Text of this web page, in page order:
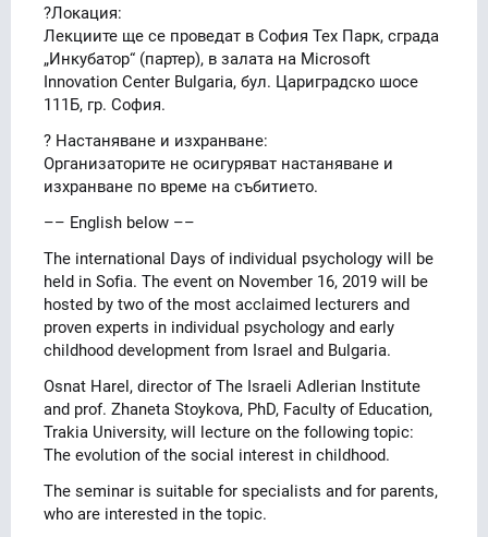
?Локация:
Лекциите ще се проведат в София Тех Парк, сграда
„Инкубатор“ (партер), в залата на Microsoft
Innovation Center Bulgaria, бул. Цариградско шосе
111Б, гр. София.
? Настаняване и изхранване:
Организаторите не осигуряват настаняване и
изхранване по време на събитието.
–– English below ––
The international Days of individual psychology will be
held in Sofia. The event on November 16, 2019 will be
hosted by two of the most acclaimed lecturers and
proven experts in individual psychology and early
childhood development from Israel and Bulgaria.
Osnat Harel, director of The Israeli Adlerian Institute
and prof. Zhaneta Stoykova, PhD, Faculty of Education,
Trakia University, will lecture on the following topic:
The evolution of the social interest in childhood.
The seminar is suitable for specialists and for parents,
who are interested in the topic.